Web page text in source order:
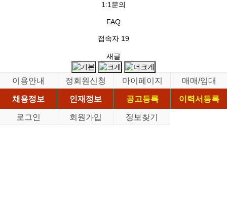
1:1문의
FAQ
접속자 19
새글
이용안내 정회원신청 마이페이지
매매/임대
채용정보
인재정보 공고등록
이력서등록
로그인
회원가입 정보찾기